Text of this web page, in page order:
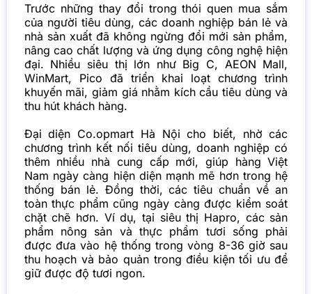
Trước những thay đổi trong thói quen mua sắm
của người tiêu dùng, các doanh nghiệp bán lẻ và
nhà sản xuất đã không ngừng đổi mới sản phẩm,
nâng cao chất lượng và ứng dụng công nghệ hiện
đại. Nhiều siêu thị lớn như Big C, AEON Mall,
WinMart, Pico đã triển khai loạt chương trình
khuyến mãi, giảm giá nhằm kích cầu tiêu dùng và
thu hút khách hàng.
Đại diện Co.opmart Hà Nội cho biết, nhờ các
chương trình kết nối tiêu dùng, doanh nghiệp có
thêm nhiều nhà cung cấp mới, giúp hàng Việt
Nam ngày càng hiện diện mạnh mẽ hơn trong hệ
thống bán lẻ. Đồng thời, các tiêu chuẩn về an
toàn thực phẩm cũng ngày càng được kiểm soát
chặt chẽ hơn. Ví dụ, tại siêu thị Hapro, các sản
phẩm nông sản và thực phẩm tươi sống phải
được đưa vào hệ thống trong vòng 8-36 giờ sau
thu hoạch và bảo quản trong điều kiện tối ưu để
giữ được độ tươi ngon.